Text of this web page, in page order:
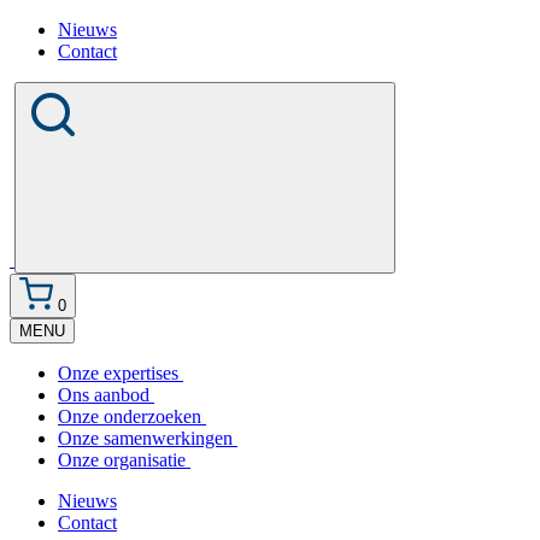
Nieuws
Contact
0
MENU
Onze expertises
Ons aanbod
Onze onderzoeken
Onze samenwerkingen
Onze organisatie
Nieuws
Contact